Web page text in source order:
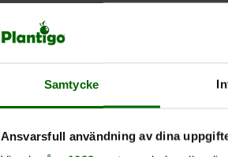
Samtycke
Ansvarsfull användning av dina